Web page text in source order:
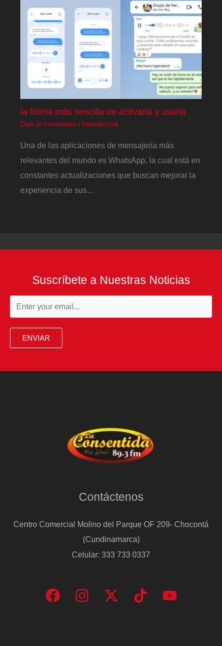
la forma más sencilla de activarla y usarla
Deja un comentario / Internacional
Una de las aplicaciones de mensajería más
relevantes del mundo es WhatsApp, la cual está en
constantes actualizaciones que buscan mejorar la
experiencia de sus…
Suscríbete a Nuestras Noticias
ENVIAR
Contáctenos
Centro Comercial Molino del Parque OF 209- Chocontá
(Cundinamarca)
Celular: 333 733 0337